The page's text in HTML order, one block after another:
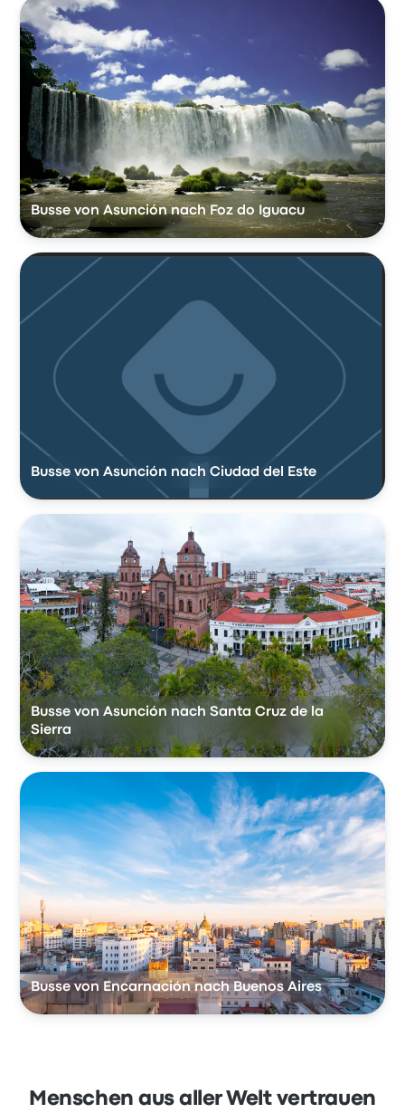
Busse von Asunción nach Foz do Iguacu
Busse von Asunción nach Ciudad del Este
Busse von Asunción nach Santa Cruz de la
Sierra
Busse von Encarnación nach Buenos Aires
Menschen aus aller Welt vertrauen